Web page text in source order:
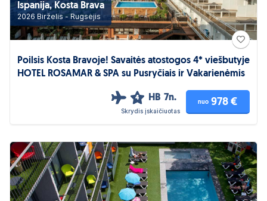
Ispanija, Kosta Brava
2026 Birželis - Rugsėjis
Poilsis Kosta Bravoje! Savaitės atostogos 4* viešbutyje
HOTEL ROSAMAR & SPA su Pusryčiais ir Vakarienėmis
4 HB 7n.
Skrydis įskaičiuotas
nuo 978 €